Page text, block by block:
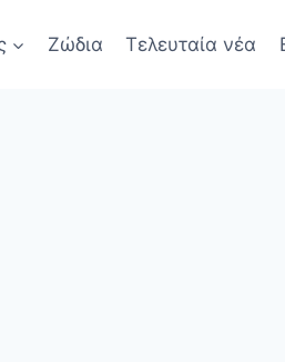
Ζώδια Τελευταία νέα